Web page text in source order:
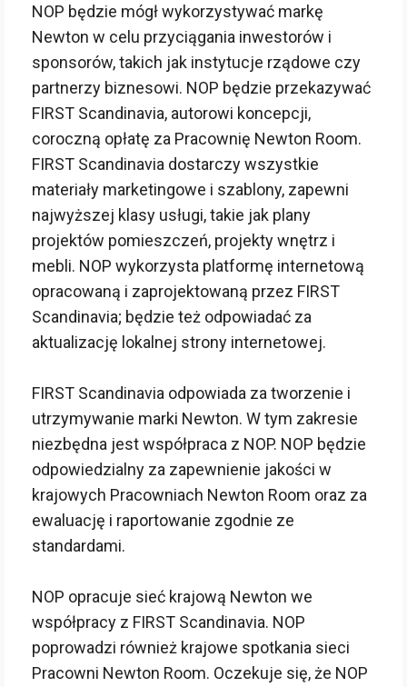
NOP będzie mógł wykorzystywać markę
Newton w celu przyciągania inwestorów i
sponsorów, takich jak instytucje rządowe czy
partnerzy biznesowi. NOP będzie przekazywać
FIRST Scandinavia, autorowi koncepcji,
coroczną opłatę za Pracownię Newton Room.
FIRST Scandinavia dostarczy wszystkie
materiały marketingowe i szablony, zapewni
najwyższej klasy usługi, takie jak plany
projektów pomieszczeń, projekty wnętrz i
mebli. NOP wykorzysta platformę internetową
opracowaną i zaprojektowaną przez FIRST
Scandinavia; będzie też odpowiadać za
aktualizację lokalnej strony internetowej.
FIRST Scandinavia odpowiada za tworzenie i
utrzymywanie marki Newton. W tym zakresie
niezbędna jest współpraca z NOP. NOP będzie
odpowiedzialny za zapewnienie jakości w
krajowych Pracowniach Newton Room oraz za
ewaluację i raportowanie zgodnie ze
standardami.
NOP opracuje sieć krajową Newton we
współpracy z FIRST Scandinavia. NOP
poprowadzi również krajowe spotkania sieci
Pracowni Newton Room. Oczekuje się, że NOP